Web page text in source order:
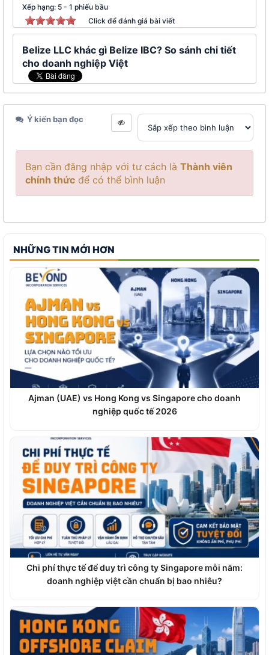
Xếp hạng: 5 - 1 phiếu bầu
Click để đánh giá bài viết
Belize LLC khác gì Belize IBC? So sánh chi tiết
cho doanh nghiệp Việt
Ý kiến bạn đọc
Bạn cần đăng nhập với tư cách là Thành viên
chính thức để có thể bình luận
NHỮNG TIN MỚI HƠN
Ajman (UAE) vs Hong Kong vs Singapore cho doanh
nghiệp quốc tế 2026
Chi phí thực tế để duy trì công ty Singapore mỗi năm:
doanh nghiệp việt cần chuẩn bị bao nhiêu?